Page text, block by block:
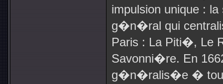
impulsion unique :
g�n�ral qui
Paris : La Piti�, Le
Savonni�re. En
g�n�ralis�e � tout